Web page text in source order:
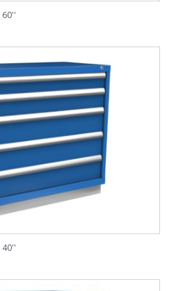
60''
40''